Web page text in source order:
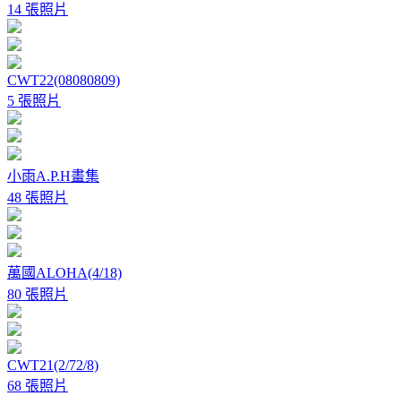
14 張照片
CWT22(08080809)
5 張照片
小雨A.P.H畫集
48 張照片
萬國ALOHA(4/18)
80 張照片
CWT21(2/72/8)
68 張照片